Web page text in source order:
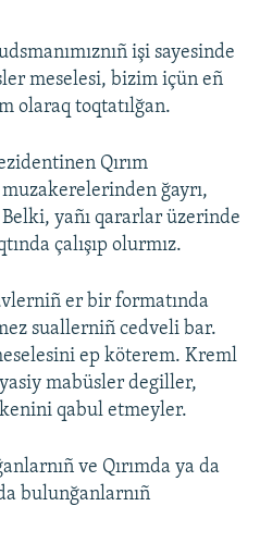
işi sayesinde
meselesi, bizim içün eñ
olaraq toqtatılğan.
Qırım
ğayrı,
yañı qararlar üzerinde
çalışıp olurmız.
er bir formatında
suallerniñ cedveli bar.
ep köterem. Kreml
mabüsler degiller,
qabul etmeyler.
ve Qırımda ya da
bulunğanlarnıñ